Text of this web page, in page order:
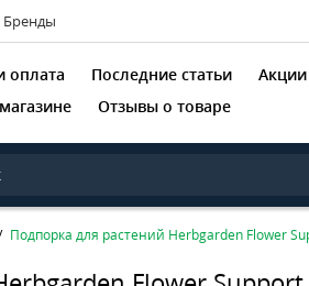
Бренды
оплата Последние статьи
Акции
Отзывы о товаре
Подпорка для растений Herbgarden Flower